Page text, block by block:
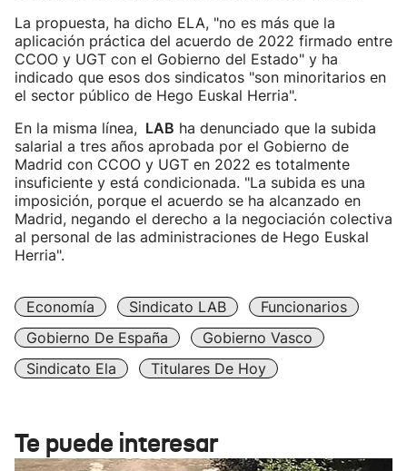
La propuesta, ha dicho ELA, "no es más que la
aplicación práctica del acuerdo de 2022 firmado entre
CCOO y UGT con el Gobierno del Estado" y ha
indicado que esos dos sindicatos "son minoritarios en
el sector público de Hego Euskal Herria".
En la misma línea, LAB ha denunciado que la subida
salarial a tres años aprobada por el Gobierno de
Madrid con CCOO y UGT en 2022 es totalmente
insuficiente y está condicionada. "La subida es una
imposición, porque el acuerdo se ha alcanzado en
Madrid, negando el derecho a la negociación colectiva
al personal de las administraciones de Hego Euskal
Herria".
Economía Sindicato LAB
Funcionarios
Gobierno De España
Gobierno Vasco
Sindicato Ela
Titulares De Hoy
Te puede interesar